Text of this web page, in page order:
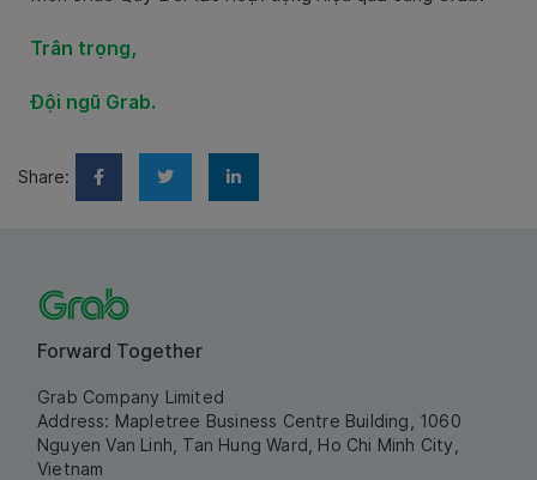
Trân trọng,
Đội ngũ Grab.
Share:
Forward Together
Grab Company Limited
Address: Mapletree Business Centre Building, 1060
Nguyen Van Linh, Tan Hung Ward, Ho Chi Minh City,
Vietnam